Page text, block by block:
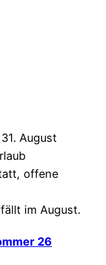
August
offene
im August.
26